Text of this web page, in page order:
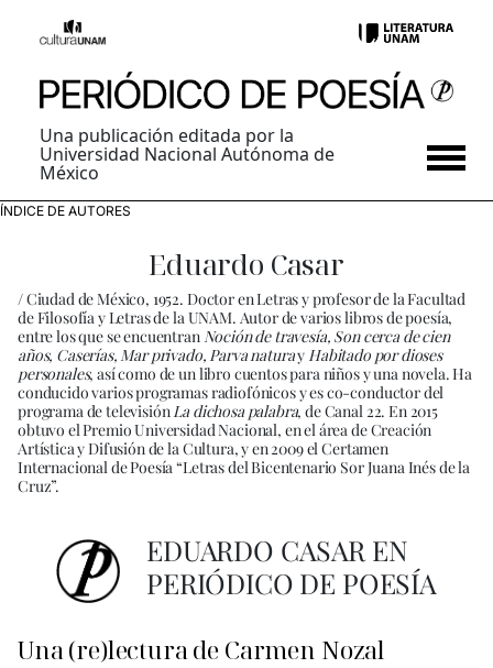
Una publicación editada por la
Universidad Nacional Autónoma de
México
ÍNDICE DE AUTORES
Eduardo Casar
/ Ciudad de México, 1952. Doctor en Letras y profesor de la Facultad
de Filosofía y Letras de la UNAM. Autor de varios libros de poesía,
entre los que se encuentranNoción de travesía, Son cerca de cien
años, Caserías, Mar privado, Parva naturayHabitado por dioses
personales, así como de un libro cuentos para niños y una novela. Ha
conducido varios programas radiofónicos y es co-conductor del
programa de televisiónLa dichosa palabra, de Canal 22. En 2015
obtuvo el Premio Universidad Nacional, en el área de Creación
Artística y Difusión de la Cultura, y en 2009 el Certamen
Internacional de Poesía “Letras del Bicentenario Sor Juana Inés de la
Cruz”.
EDUARDO CASAR EN
PERIÓDICO DE POESÍA
Una (re)lectura de Carmen Nozal